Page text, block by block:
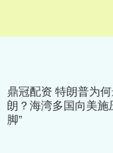
鼎冠配资 特朗普为
朗？海湾多国向美施
脚”